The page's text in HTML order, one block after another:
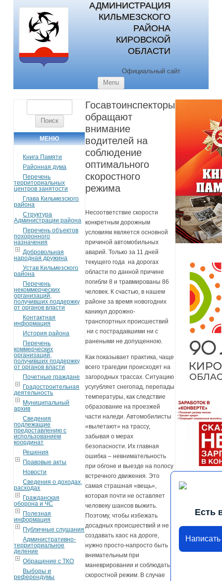
АДМИНИСТРАЦИЯ
КИЛЬМЕЗСКОГО
РАЙОНА
КИРОВСКОЙ
ОБЛАСТИ
Официальный сайт
Menu
МЕНЮ
Книга Памяти
Районная дума
Перечень
территориальных
центров занятости
Глава Кильмезского
района
Структура
Администрации района
Перечень объектов
похоронного
назначения
Добровольная
народная дружина
Устав Кильмезского
района
Перечень
некоммерческих
организаций,
получивших поддержку
от органов власти
Контактная
информация
История района
Перечень
коммерческих
организаций,
получивших поддержку
от органов власти
Почетные граждане
Градостроительная
деятельность
Муниципальный
архив
Сведения
подлежащие
предоставлению с
использованием
координат
Решения
Правовые акты
Новости
Сведения о доходах,
расходах
Гражданская
оборона и ЧС
Полезная
информация
Публичные слушания
Административно-
территориальное
деление
Обращение с ТКО
Выборы и
референдумы
Госавтоинспекторы
обращают
внимание
водителей на
соблюдение
оптимального
скоростного
режима
Несоответствие скорости
конкретным дорожным
условиям является основной
причиной автомобильных
аварий. Только за 11 дней
текущего года на дорогах
области по данной причине
погибли 8 и травмированы 86
человек. К счастью, в нашем
районе за время новогодних
каникул дорожно-
транспортных происшествий
ни с пострадавшими ни с
ранеными не допущенною.
Как показывает практика, чаще
всего трагедии происходят на
загородных трассах. Ситуацию
усугубляет снегопад, перепады
температуры, как следствие
образование на проезжей
части наледи. Автомобилисты
«вылетают» на трассу,
забывая о мерах
безопасности. Их главная
ошибка – невнимательность
при обгоне и выезде на полосу
встречного движения. Это
самая страшная «вещь»,
которая почти не оставляет
человеку шансов выжить.
Поэтому, чтобы избежать
досадных происшествий и не
создавать хаос на дороге,
нужно просто-напросто быть
внимательным при
маневрировании и соблюдать
скоростной режим. В случае
Есть